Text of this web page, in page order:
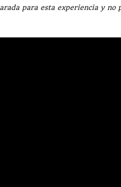
para esta experiencia y no